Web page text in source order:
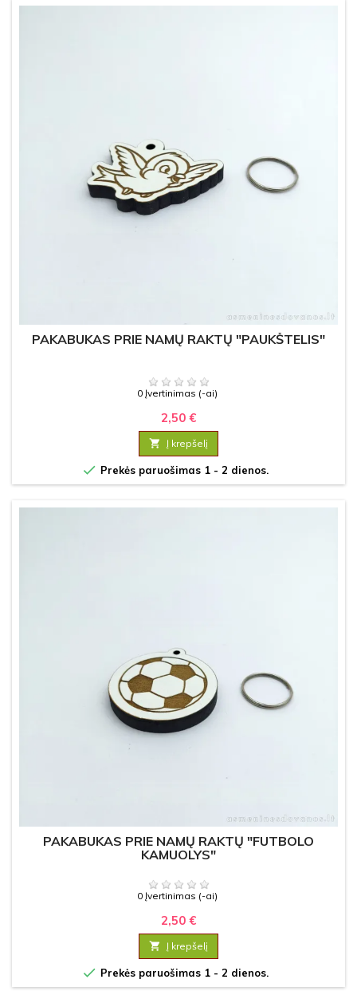
PAKABUKAS PRIE NAMŲ RAKTŲ "PAUKŠTELIS"
0 Įvertinimas (-ai)
2,50 €
 Į krepšelį
 Prekės paruošimas 1 - 2 dienos.
PAKABUKAS PRIE NAMŲ RAKTŲ "FUTBOLO
KAMUOLYS"
0 Įvertinimas (-ai)
2,50 €
 Į krepšelį
 Prekės paruošimas 1 - 2 dienos.